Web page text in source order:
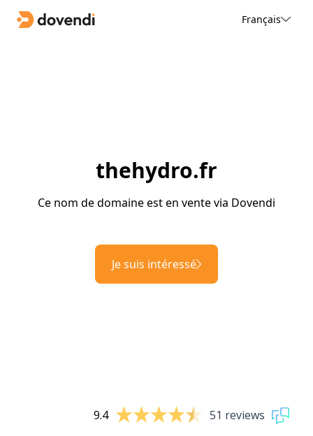
Français
thehydro.fr
Ce nom de domaine est en vente via Dovendi
Je suis intéressé
9.4 51 reviews